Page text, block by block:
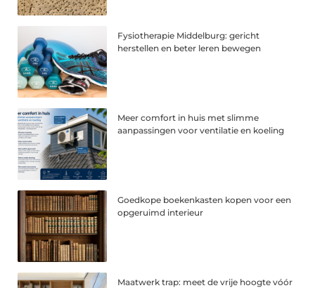
Fysiotherapie Middelburg: gericht
herstellen en beter leren bewegen
Meer comfort in huis met slimme
aanpassingen voor ventilatie en koeling
Goedkope boekenkasten kopen voor een
opgeruimd interieur
Maatwerk trap: meet de vrije hoogte vóór